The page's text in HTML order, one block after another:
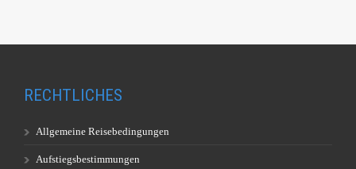
RECHTLICHES
Allgemeine Reisebedingungen
Aufstiegsbestimmungen